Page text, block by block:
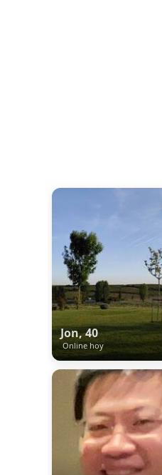
Jon, 40
Online hoy